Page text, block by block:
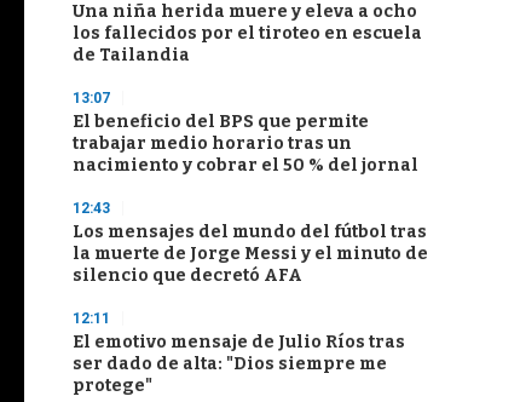
Una niña herida muere y eleva a ocho
los fallecidos por el tiroteo en escuela
de Tailandia
13:07
El beneficio del BPS que permite
trabajar medio horario tras un
nacimiento y cobrar el 50 % del jornal
12:43
Los mensajes del mundo del fútbol tras
la muerte de Jorge Messi y el minuto de
silencio que decretó AFA
12:11
El emotivo mensaje de Julio Ríos tras
ser dado de alta: "Dios siempre me
protege"